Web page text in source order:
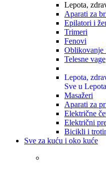
Lepota,
Aparati za
Epilatori i
Trimeri
Fenovi
Oblikovanje
Telesne vage
Lepota,
Sve u
Masažeri
Aparati za
Električne
Električni
Bicikli i
Sve za kuću i oko kuće